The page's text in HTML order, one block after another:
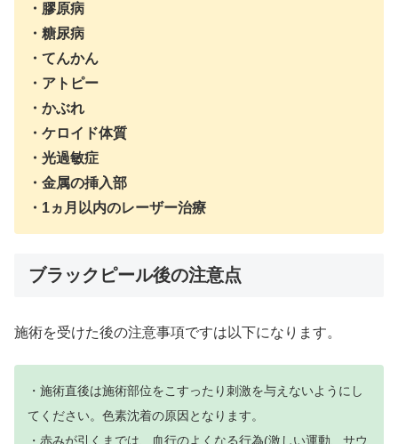
・膠原病
・糖尿病
・てんかん
・アトピー
・かぶれ
・ケロイド体質
・光過敏症
・金属の挿入部
・1ヵ月以内のレーザー治療
ブラックピール後の注意点
施術を受けた後の注意事項ですは以下になります。
・施術直後は施術部位をこすったり刺激を与えないようにし
てください。色素沈着の原因となります。
・赤みが引くまでは、血行のよくなる行為(激しい運動、サウ